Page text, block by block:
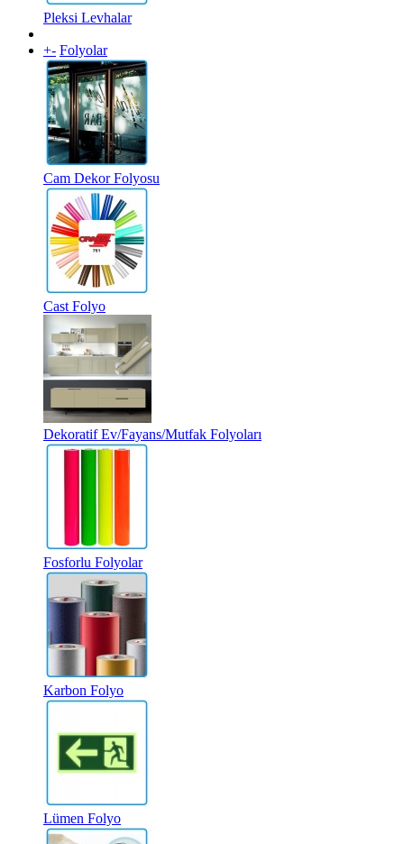
Pleksi Levhalar
+- Folyolar
Cam Dekor Folyosu
Cast Folyo
Dekoratif Ev/Fayans/Mutfak Folyoları
Fosforlu Folyolar
Karbon Folyo
Lümen Folyo